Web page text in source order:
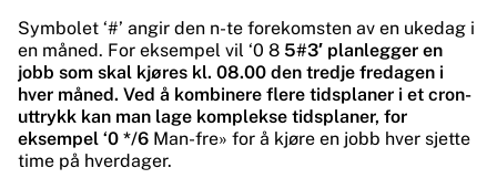
Symbolet ‘#’ angir den n-te forekomsten av en ukedag i
en måned. For eksempel vil ‘0 8 5#3′ planlegger en
jobb som skal kjøres kl. 08.00 den tredje fredagen i
hver måned. Ved å kombinere flere tidsplaner i et cron-
uttrykk kan man lage komplekse tidsplaner, for
eksempel ‘0 */6 Man-fre» for å kjøre en jobb hver sjette
time på hverdager.